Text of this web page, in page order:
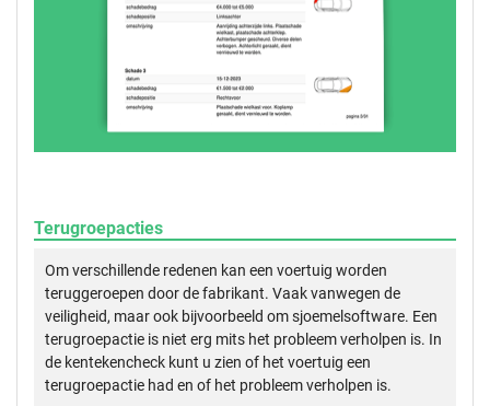
Terugroepacties
Om verschillende redenen kan een voertuig worden
teruggeroepen door de fabrikant. Vaak vanwegen de
veiligheid, maar ook bijvoorbeeld om sjoemelsoftware. Een
terugroepactie is niet erg mits het probleem verholpen is. In
de kentekencheck kunt u zien of het voertuig een
terugroepactie had en of het probleem verholpen is.